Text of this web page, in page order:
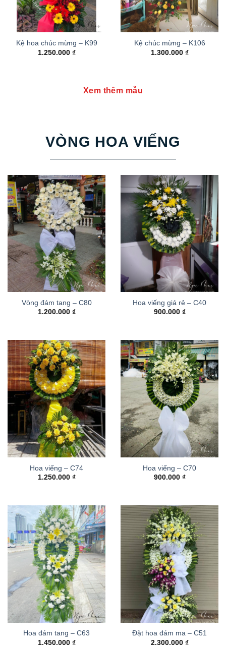
Kệ hoa chúc mừng – K99
1.250.000 ₫
Kệ chúc mừng – K106
1.300.000 ₫
Xem thêm mẫu
VÒNG HOA VIẾNG
Vòng đám tang – C80
1.200.000 ₫
Hoa viếng giá rẻ – C40
900.000 ₫
Hoa viếng – C74
1.250.000 ₫
Hoa viếng – C70
900.000 ₫
Hoa đám tang – C63
1.450.000 ₫
Đặt hoa đám ma – C51
2.300.000 ₫